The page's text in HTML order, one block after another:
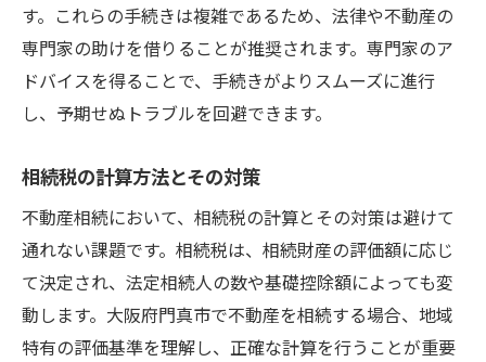
す。これらの手続きは複雑であるため、法律や不動産の
専門家の助けを借りることが推奨されます。専門家のア
ドバイスを得ることで、手続きがよりスムーズに進行
し、予期せぬトラブルを回避できます。
相続税の計算方法とその対策
不動産相続において、相続税の計算とその対策は避けて
通れない課題です。相続税は、相続財産の評価額に応じ
て決定され、法定相続人の数や基礎控除額によっても変
動します。大阪府門真市で不動産を相続する場合、地域
特有の評価基準を理解し、正確な計算を行うことが重要